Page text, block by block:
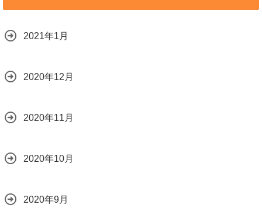
2021年1月
2020年12月
2020年11月
2020年10月
2020年9月